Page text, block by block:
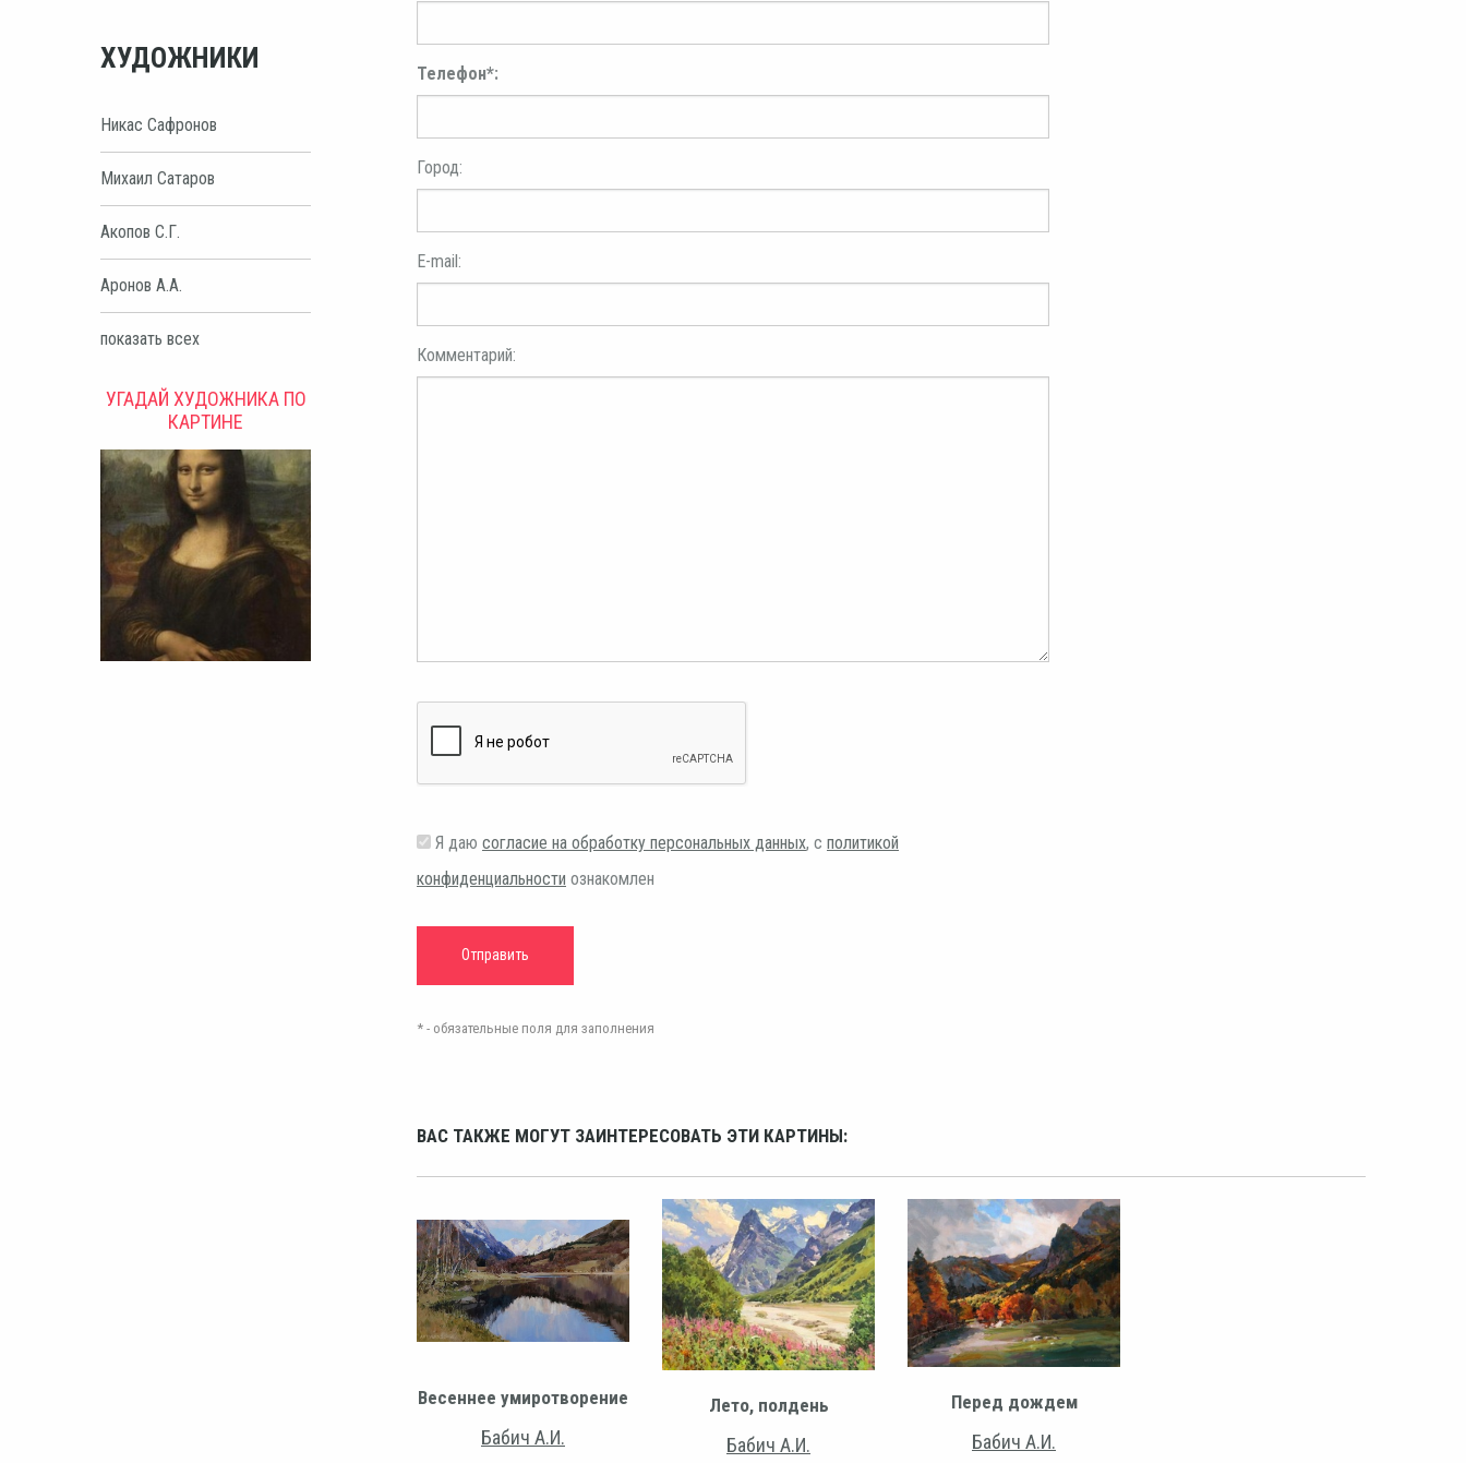
ХУДОЖНИКИ
Никас Сафронов
Михаил Сатаров
Акопов С.Г.
Аронов А.А.
показать всех
УГАДАЙ ХУДОЖНИКА ПО
КАРТИНЕ
Телефон*:
Город:
E-mail:
Комментарий:
Я даю согласие на обработку персональных данных, с политикой
конфиденциальности ознакомлен
* - обязательные поля для заполнения
ВАС ТАКЖЕ МОГУТ ЗАИНТЕРЕСОВАТЬ ЭТИ КАРТИНЫ:
Весеннее умиротворение
Бабич А.И.
Лето, полдень
Бабич А.И.
Перед дождем
Бабич А.И.